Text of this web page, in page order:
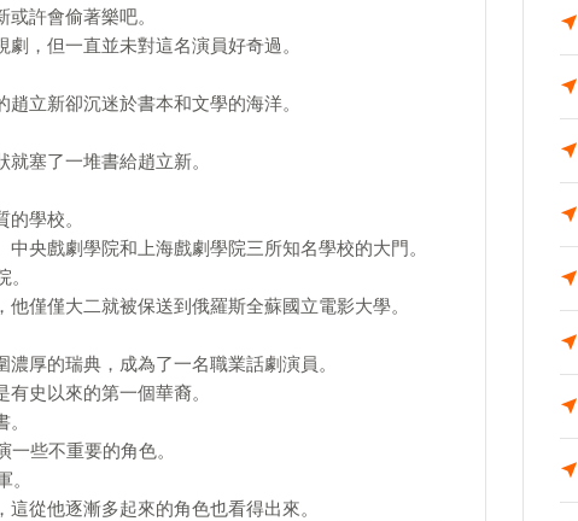
許會偷著樂吧。
，但一直並未對這名演員好奇過。
立新卻沉迷於書本和文學的海洋。
塞了一堆書給趙立新。
學校。
央戲劇學院和上海戲劇學院三所知名學校的大門。
僅僅大二就被保送到俄羅斯全蘇國立電影大學。
厚的瑞典，成為了一名職業話劇演員。
史以來的第一個華裔。
些不重要的角色。
從他逐漸多起來的角色也看得出來。